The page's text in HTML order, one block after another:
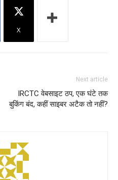
X
Next article
IRCTC वेबसाइट ठप, एक घंटे तक
बुकिंग बंद, कहीं साइबर अटैक तो नहीं?